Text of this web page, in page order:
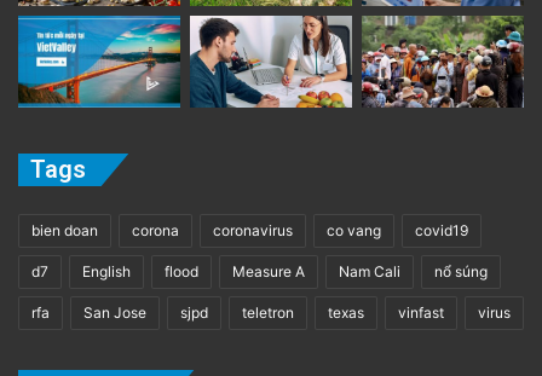
Tags
bien doan corona coronavirus co vang covid19
d7 English flood Measure A Nam Cali nổ súng
rfa San Jose sjpd teletron texas vinfast virus